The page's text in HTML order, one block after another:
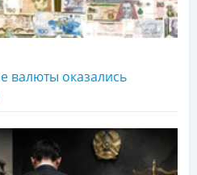
валюты оказались